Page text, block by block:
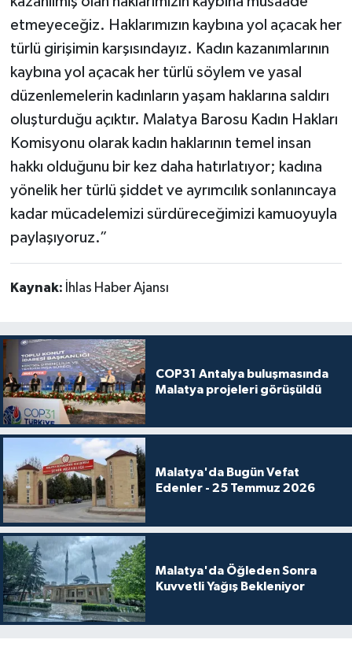
etmeyeceğiz. Haklarımızın kaybına yol açacak her
türlü girişimin karşısındayız. Kadın kazanımlarının
kaybına yol açacak her türlü söylem ve yasal
düzenlemelerin kadınların yaşam haklarına saldırı
oluşturduğu açıktır. Malatya Barosu Kadın Hakları
Komisyonu olarak kadın haklarının temel insan
hakkı olduğunu bir kez daha hatırlatıyor; kadına
yönelik her türlü şiddet ve ayrımcılık sonlanıncaya
kadar mücadelemizi sürdüreceğimizi kamuoyuyla
paylaşıyoruz.”
Kaynak: İhlas Haber Ajansı
COP31 Antalya buluşmasında
Malatya projeleri görüşüldü
Malatya'da Bugün Vefat
Edenler - 25 Temmuz 2026
Malatya'da Öğleden Sonra
Kuvvetli Yağış Bekleniyor